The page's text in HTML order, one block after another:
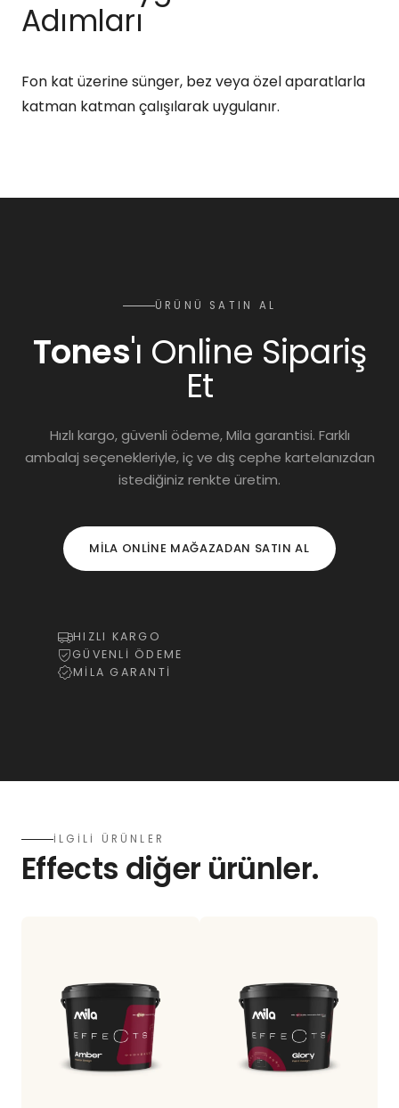
Adımları
Fon kat üzerine sünger, bez veya özel aparatlarla
katman katman çalışılarak uygulanır.
ÜRÜNÜ SATIN AL
Tones'ı Online Sipariş
Et
Hızlı kargo, güvenli ödeme, Mila garantisi. Farklı
ambalaj seçenekleriyle, iç ve dış cephe kartelanızdan
istediğiniz renkte üretim.
MILA ONLINE MAĞAZADAN SATIN AL
HIZLI KARGO
GÜVENLİ ÖDEME
MİLA GARANTİ
İLGİLİ ÜRÜNLER
Effects diğer ürünler.